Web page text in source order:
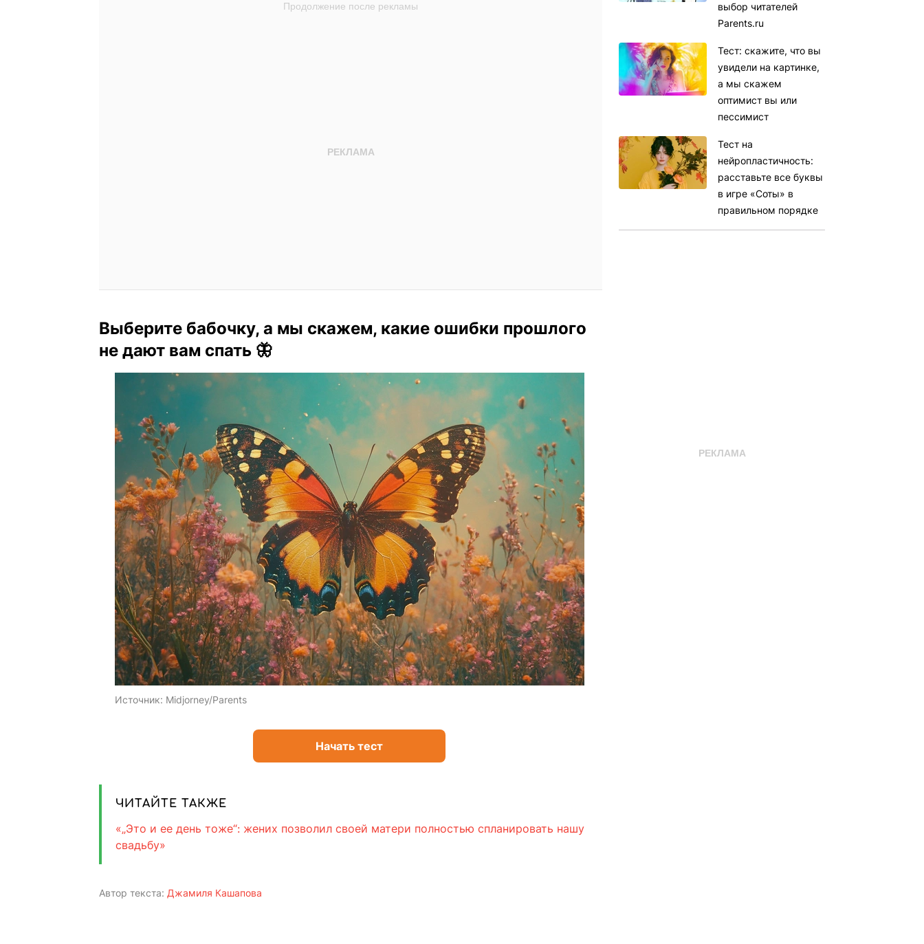
Выберите бабочку, а мы скажем, какие ошибки прошлого
не дают вам спать 🦋
Источник: Midjorney/Parents
Начать тест
ЧИТАЙТЕ ТАКЖЕ
«„Это и ее день тоже“: жених позволил своей матери полностью спланировать нашу
свадьбу»
Автор текста: Джамиля Кашапова
выбор читателей
Parents.ru
Тест: скажите, что вы
увидели на картинке,
а мы скажем
оптимист вы или
пессимист
Тест на
нейропластичность:
расставьте все буквы
в игре «Соты» в
правильном порядке